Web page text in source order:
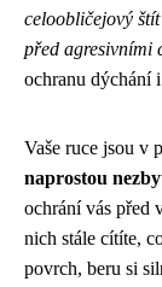
celoobličejový
před agresivními
ochranu dýchání
Vaše ruce jsou v
naprostou
ochrání vás před
nich stále cítíte,
povrch, beru si